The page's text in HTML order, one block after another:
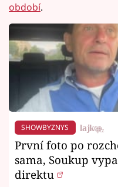
období.
SHOWBYZNYS
První foto po
sama, Soukup
direktu